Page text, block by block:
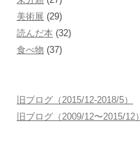
美術展 (29)
読んだ本 (32)
食べ物 (37)
旧ブログ（2015/12-2018/5）
旧ブログ（2009/12〜2015/12）